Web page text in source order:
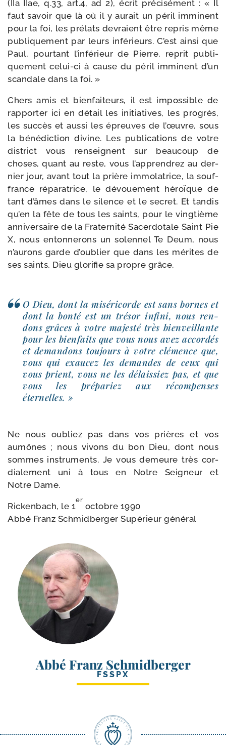
(IIa IIae, q.33, art.4, ad 2), écrit pré­ci­sé­ment : « Il
faut savoir que là où il y aurait un péril immi­nent
pour la foi, les pré­lats devraient être repris même
publi­que­ment par leurs infé­rieurs. C’est ain­si que
Paul, pour­tant l’in­fé­rieur de Pierre, reprit publi­
que­ment celui-​ci à cause du péril immi­nent d’un
scan­dale dans la foi. »
Chers amis et bien­fai­teurs, il est impos­sible de
rap­por­ter ici en détail les ini­tia­tives, les pro­grès,
les suc­cès et aus­si les épreuves de l’œuvre, sous
la béné­dic­tion divine. Les publi­ca­tions de votre
dis­trict vous ren­seignent sur beau­coup de
choses, quant au reste, vous l’ap­pren­drez au der­
nier jour, avant tout la prière immo­la­trice, la souf­
france répa­ra­trice, le dévoue­ment héroïque de
tant d’âmes dans le silence et le secret. Et tan­dis
qu’en la fête de tous les saints, pour le ving­tième
anni­ver­saire de la Fraternité Sacerdotale Saint Pie
X, nous enton­ne­rons un solen­nel Te Deum, nous
n’au­rons garde d’ou­blier que dans les mérites de
ses saints, Dieu glo­ri­fie sa propre grâce.
O Dieu, dont la misé­ri­corde est sans bornes et
dont la bon­té est un tré­sor infi­ni, nous ren­
dons grâces à votre majes­té très bien­veillante
pour les bien­faits que vous nous avez accor­dés
et deman­dons tou­jours à votre clé­mence que,
vous qui exau­cez les demandes de ceux qui
vous prient, vous ne les délais­siez pas, et que
vous les pré­pa­riez aux récom­penses
éternelles. »
Ne nous oubliez pas dans vos prières et vos
aumônes ; nous vivons du bon Dieu, dont nous
sommes ins­tru­ments. Je vous demeure très cor­
dia­le­ment uni à tous en Notre Seigneur et
Notre Dame.
Rickenbach, le 1
er
octobre 1990
Abbé Franz Schmidberger Supérieur général
Abbé Franz Schmidberger
FSSPX